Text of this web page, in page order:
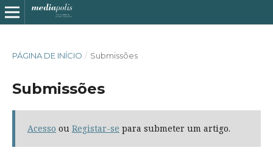
PÁGINA DE INÍCIO / Submissões
Submissões
Acesso ou Registar-se para submeter um artigo.